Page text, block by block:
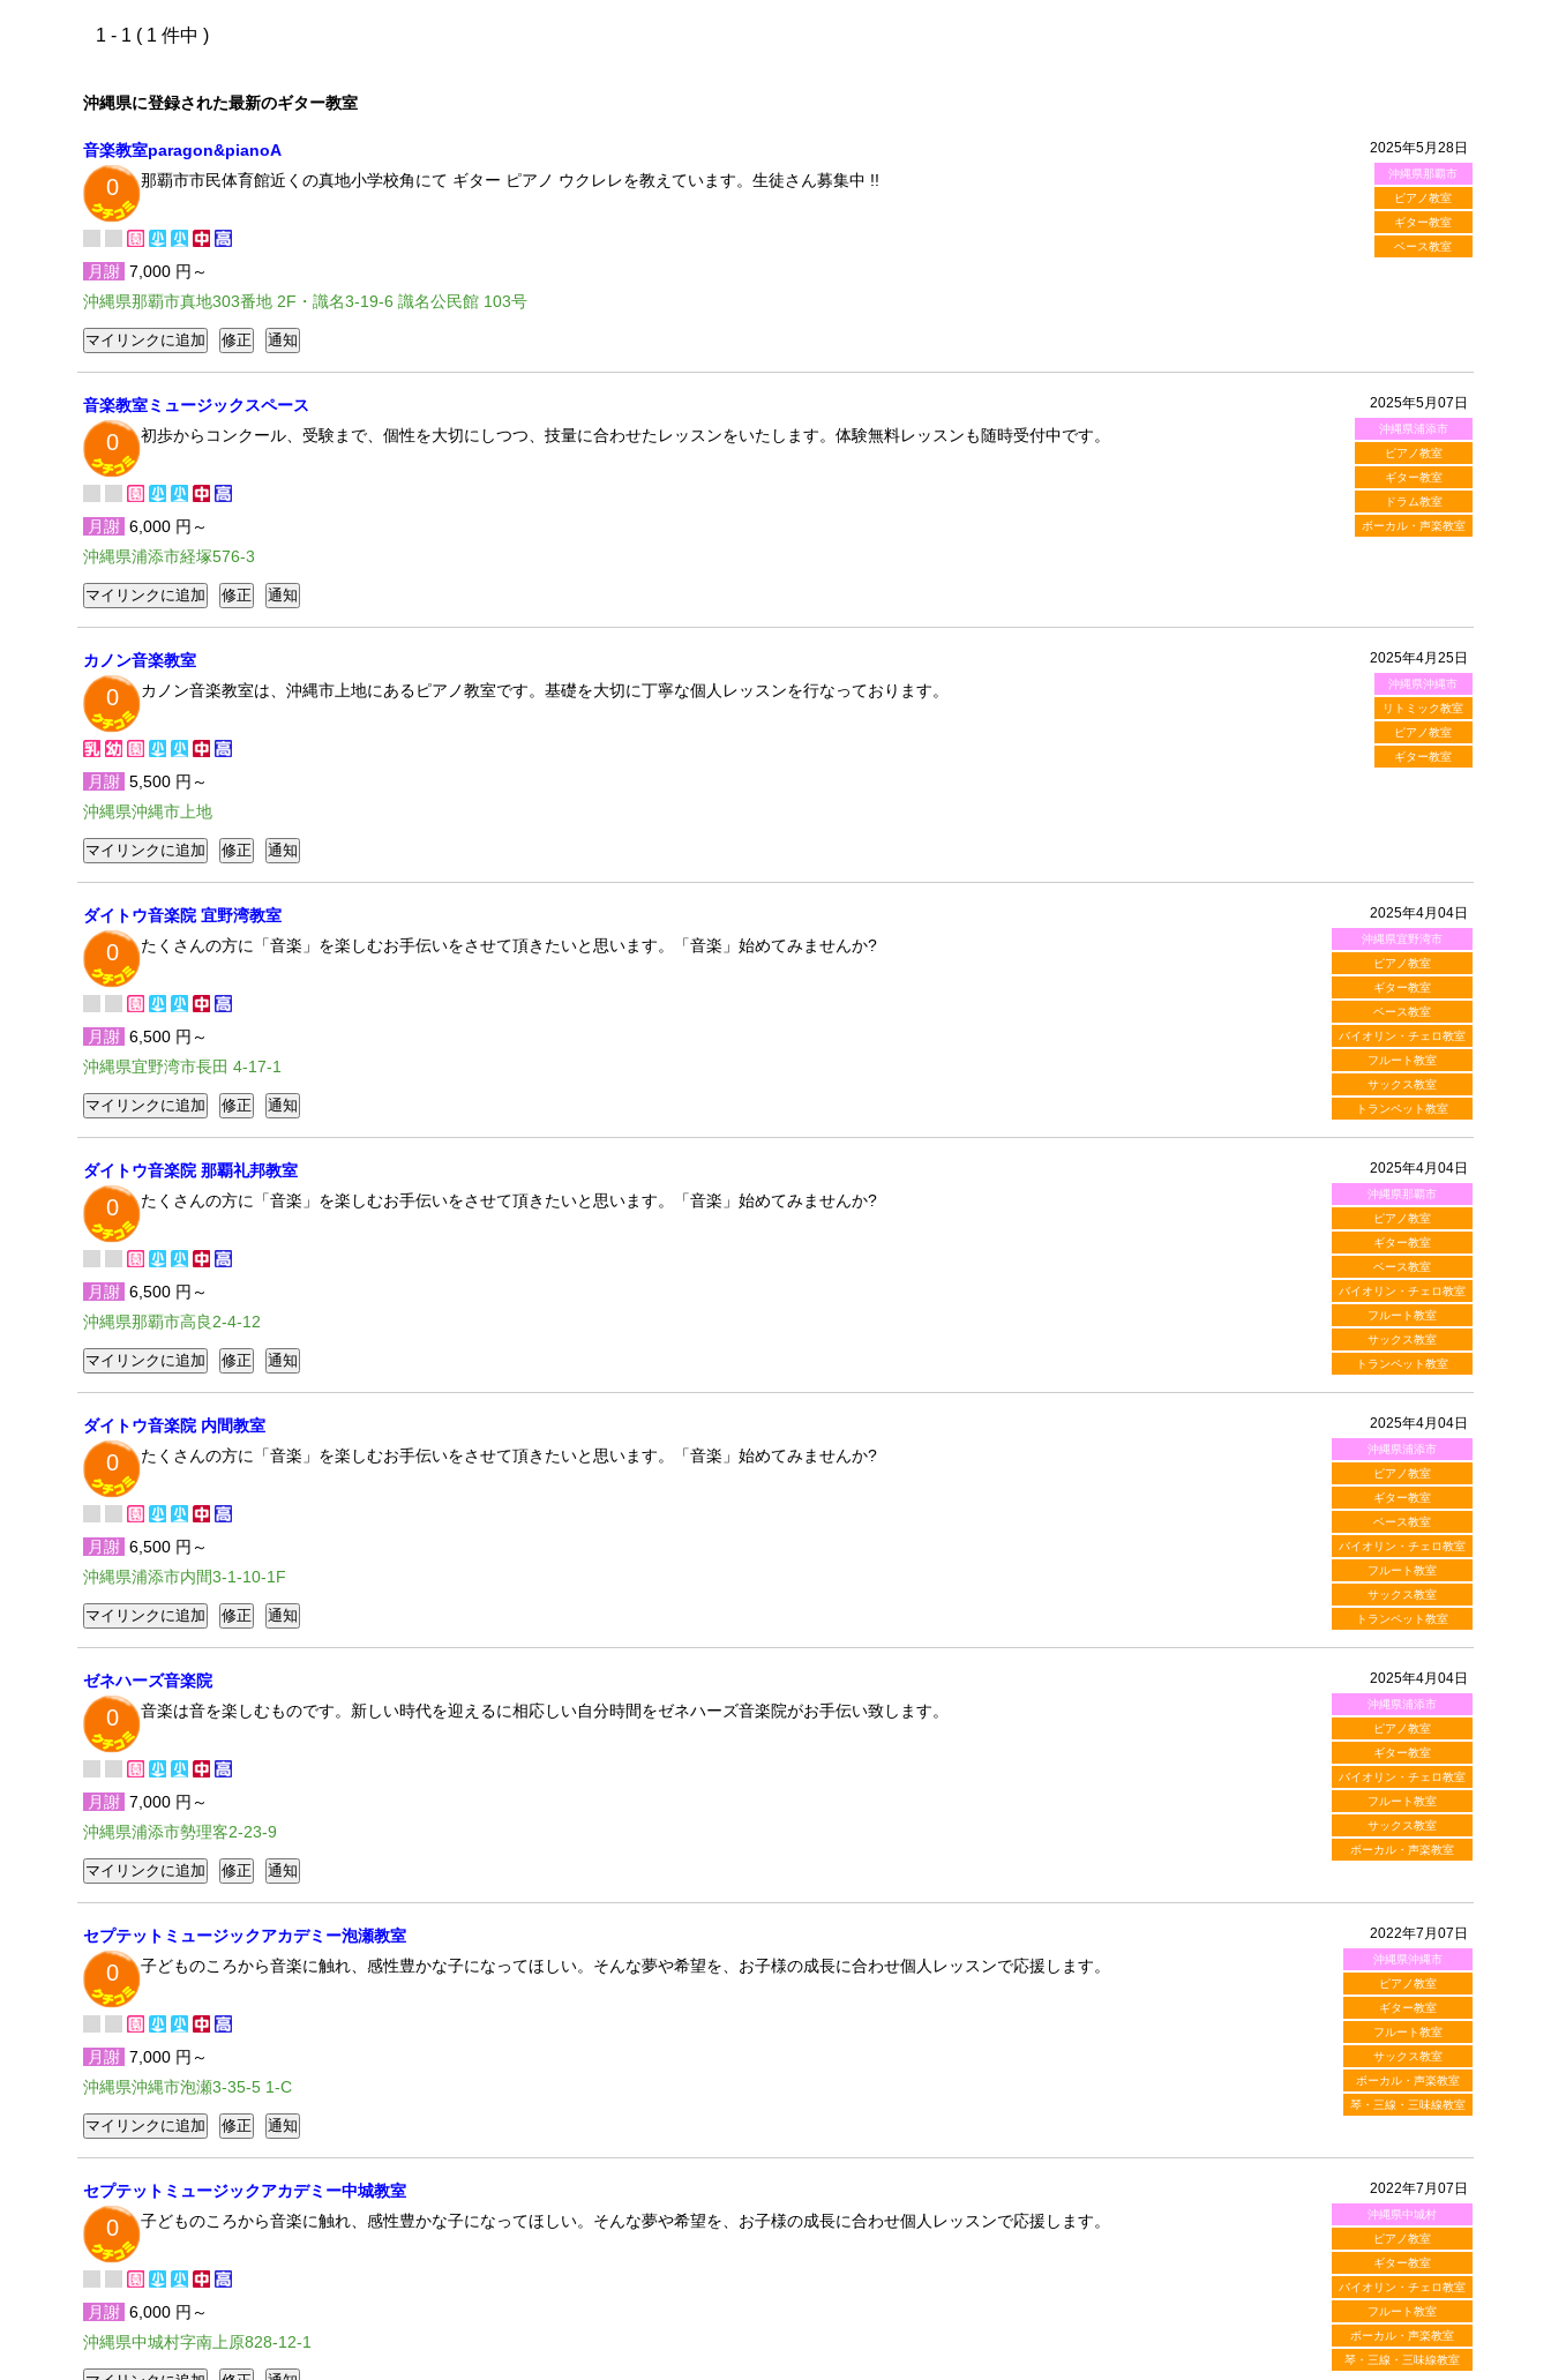
1 - 1 ( 1 件中 )
沖縄県に登録された最新のギター教室
2025年5月28日
沖縄県那覇市
ピアノ教室
ギター教室
ベース教室
音楽教室paragon&pianoA
0 那覇市市民体育館近くの真地小学校角にて ギター ピアノ ウクレレを教えています。生徒さん募集中 !!
月謝 7,000 円～
沖縄県那覇市真地303番地 2F・識名3-19-6 識名公民館 103号
2025年5月07日
沖縄県浦添市
ピアノ教室
ギター教室
ドラム教室
ボーカル・声楽教室
音楽教室ミュージックスペース
0 初歩からコンクール、受験まで、個性を大切にしつつ、技量に合わせたレッスンをいたします。体験無料レッスンも随時受付中です。
月謝 6,000 円～
沖縄県浦添市経塚576-3
2025年4月25日
沖縄県沖縄市
リトミック教室
ピアノ教室
ギター教室
カノン音楽教室
0 カノン音楽教室は、沖縄市上地にあるピアノ教室です。基礎を大切に丁寧な個人レッスンを行なっております。
月謝 5,500 円～
沖縄県沖縄市上地
2025年4月04日
沖縄県宜野湾市
ピアノ教室
ギター教室
ベース教室
バイオリン・チェロ教室
フルート教室
サックス教室
トランペット教室
ダイトウ音楽院 宜野湾教室
0 たくさんの方に「音楽」を楽しむお手伝いをさせて頂きたいと思います。「音楽」始めてみませんか?
月謝 6,500 円～
沖縄県宜野湾市長田 4-17-1
2025年4月04日
沖縄県那覇市
ピアノ教室
ギター教室
ベース教室
バイオリン・チェロ教室
フルート教室
サックス教室
トランペット教室
ダイトウ音楽院 那覇礼邦教室
0 たくさんの方に「音楽」を楽しむお手伝いをさせて頂きたいと思います。「音楽」始めてみませんか?
月謝 6,500 円～
沖縄県那覇市高良2-4-12
2025年4月04日
沖縄県浦添市
ピアノ教室
ギター教室
ベース教室
バイオリン・チェロ教室
フルート教室
サックス教室
トランペット教室
ダイトウ音楽院 内間教室
0 たくさんの方に「音楽」を楽しむお手伝いをさせて頂きたいと思います。「音楽」始めてみませんか?
月謝 6,500 円～
沖縄県浦添市内間3-1-10-1F
2025年4月04日
沖縄県浦添市
ピアノ教室
ギター教室
バイオリン・チェロ教室
フルート教室
サックス教室
ボーカル・声楽教室
ゼネハーズ音楽院
0 音楽は音を楽しむものです。新しい時代を迎えるに相応しい自分時間をゼネハーズ音楽院がお手伝い致します。
月謝 7,000 円～
沖縄県浦添市勢理客2-23-9
2022年7月07日
沖縄県沖縄市
ピアノ教室
ギター教室
フルート教室
サックス教室
ボーカル・声楽教室
琴・三線・三味線教室
セプテットミュージックアカデミー泡瀬教室
0 子どものころから音楽に触れ、感性豊かな子になってほしい。そんな夢や希望を、お子様の成長に合わせ個人レッスンで応援します。
月謝 7,000 円～
沖縄県沖縄市泡瀬3-35-5 1-C
2022年7月07日
沖縄県中城村
ピアノ教室
ギター教室
バイオリン・チェロ教室
フルート教室
ボーカル・声楽教室
琴・三線・三味線教室
セプテットミュージックアカデミー中城教室
0 子どものころから音楽に触れ、感性豊かな子になってほしい。そんな夢や希望を、お子様の成長に合わせ個人レッスンで応援します。
月謝 6,000 円～
沖縄県中城村字南上原828-12-1